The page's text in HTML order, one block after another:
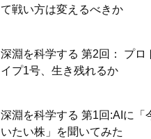
て戦い方は変えるべきか
深淵を科学する 第2回： プロ
イプ1号、生き残れるか
深淵を科学する 第1回:AIに「
いたい株」を聞いてみた